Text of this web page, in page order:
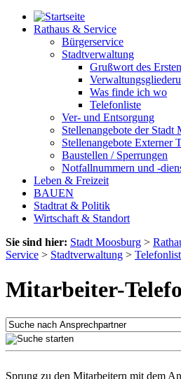
Rathaus & Service
Bürgerservice
Stadtverwaltung
Grußwort des
Was finde ich wo
Telefonliste
Ver- und Entsorgung
Stellenangebote der Stadt
Stellenangebote Externer
Baustellen / Sperrungen
Notfallnummern und -
Leben & Freizeit
BAUEN
Stadtrat & Politik
Wirtschaft & Standort
Sie sind hier: Stadt Moosburg >
Service > Stadtverwaltung >
Mitarbeiter-
Sprung zu den Mitarbeitern mit dem